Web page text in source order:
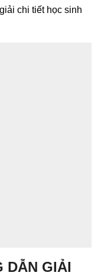
chi tiết học sinh
DẪN GIẢI